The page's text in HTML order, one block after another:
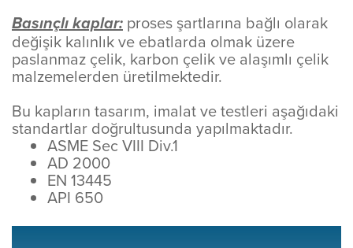
Basınçlı kaplar: proses şartlarına bağlı olarak
değişik kalınlık ve ebatlarda olmak üzere
paslanmaz çelik, karbon çelik ve alaşımlı çelik
malzemelerden üretilmektedir.
Bu kapların tasarım, imalat ve testleri aşağıdaki
standartlar doğrultusunda yapılmaktadır.
ASME Sec VIII Div.1
AD 2000
EN 13445
API 650